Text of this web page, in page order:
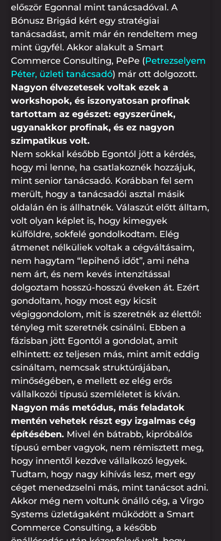
először Egonnal mint tanácsadóval. A
Bónusz Brigád kért egy stratégiai
tanácsadást, amit már én rendeltem meg
mint ügyfél. Akkor alakult a Smart
Commerce Consulting, PePe (Petrezselyem
Péter, üzleti tanácsadó) már ott dolgozott.
Nagyon élvezetesek voltak ezek a
workshopok, és iszonyatosan profinak
tartottam az egészet: egyszerűnek,
ugyanakkor profinak, és ez nagyon
szimpatikus volt.
Nem sokkal később Egontól jött a kérdés,
hogy mi lenne, ha csatlakoznék hozzájuk,
mint senior tanácsadó. Korábban fel sem
merült, hogy a tanácsadói asztal másik
oldalán én is állhatnék. Válaszút előtt álltam,
volt olyan képlet is, hogy kimegyek
külföldre, sokfelé gondolkodtam. Elég
átmenet nélküliek voltak a cégváltásaim,
nem hagytam “lepihenő időt”, ami néha
nem árt, és nem kevés intenzitással
dolgoztam hosszú-hosszú éveken át. Ezért
gondoltam, hogy most egy kicsit
végiggondolom, mit is szeretnék az élettől:
tényleg mit szeretnék csinálni. Ebben a
fázisban jött Egontól a gondolat, amit
elhintett: ez teljesen más, mint amit eddig
csináltam, nemcsak struktúrájában,
minőségében, e mellett ez elég erős
vállalkozói típusú szemléletet is kíván.
Nagyon más metódus, más feladatok
mentén vehetek részt egy izgalmas cég
építésében. Mivel én bátrabb, kipróbálós
típusú ember vagyok, nem rémisztett meg,
hogy innentől kezdve vállalkozó legyek.
Tudtam, hogy nagy kihívás lesz, mert egy
céget menedzselni más, mint tanácsot adni.
Akkor még nem voltunk önálló cég, a Virgo
Systems üzletágaként működött a Smart
Commerce Consulting, a később